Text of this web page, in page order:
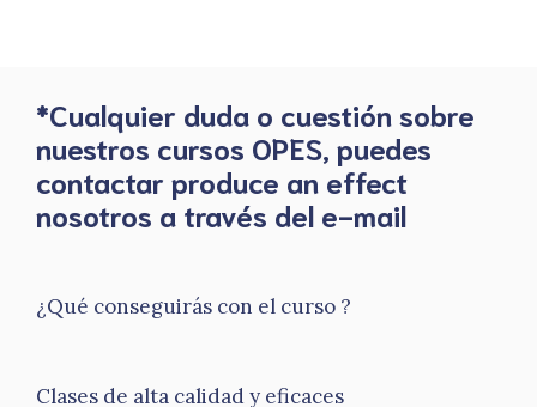
*Cualquier duda o cuestión sobre
nuestros cursos OPES, puedes
contactar produce an effect
nosotros a través del e-mail
¿Qué conseguirás con el curso ?
Clases de alta calidad y eficaces